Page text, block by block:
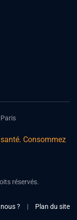
Consommez
réservés.
? | Plan du site